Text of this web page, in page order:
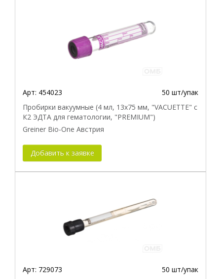
Арт: 454023
50 шт/упак
Пробирки вакуумные (4 мл, 13х75 мм, "VACUETTE" с
К2 ЭДТА для гематологии, "PREMIUM")
Greiner Bio-One Австрия
Добавить к заявке
Арт: 729073
50 шт/упак